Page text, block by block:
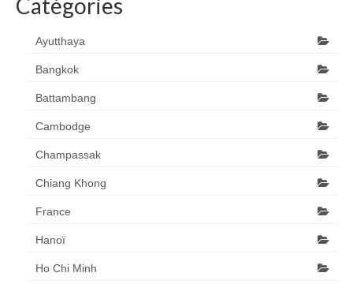
Catégories
Ayutthaya
Bangkok
Battambang
Cambodge
Champassak
Chiang Khong
France
Hanoï
Ho Chi Minh